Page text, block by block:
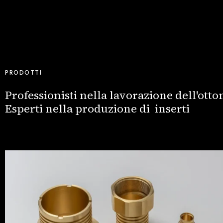
PRODOTTI
Professionisti nella lavorazione
Esperti nella produzione di inserti